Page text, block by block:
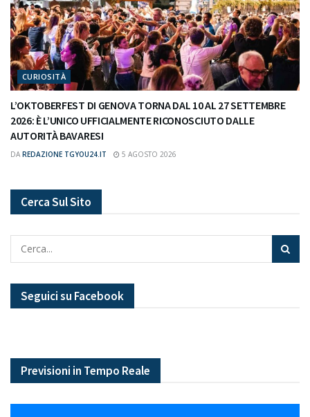
CURIOSITÀ
L’OKTOBERFEST DI GENOVA TORNA DAL 10 AL 27 SETTEMBRE
2026: È L’UNICO UFFICIALMENTE RICONOSCIUTO DALLE
AUTORITÀ BAVARESI
DA REDAZIONE TGYOU24.IT 5 AGOSTO 2026
Cerca Sul Sito
Seguici su Facebook
Previsioni in Tempo Reale